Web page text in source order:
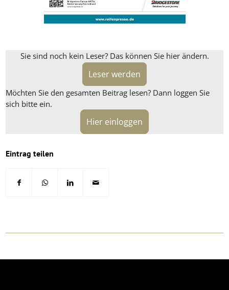
Sie sind noch kein Leser? Das können Sie hier ändern.
Leser werden
Möchten Sie den gesamten Beitrag lesen? Dann loggen Sie
sich bitte ein.
Hier einloggen
Eintrag teilen